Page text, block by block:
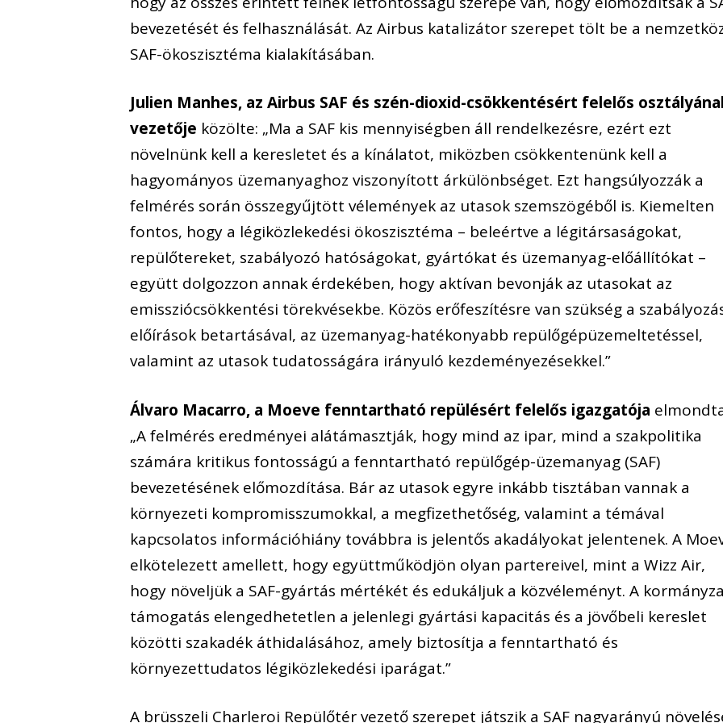
bevezetését és felhasználását. Az Airbus katalizátor szerepet tölt be a
SAF-ökoszisztéma kialakításában.
Julien Manhes, az Airbus SAF és szén-dioxid-csökkentésért felelős
vezetője közölte: „Ma a SAF kis mennyiségben áll rendelkezésre, ezért ezt
növelnünk kell a keresletet és a kínálatot, miközben csökkentenünk kell a
hagyományos üzemanyaghoz viszonyított árkülönbséget. Ezt hangsúlyozzák a
felmérés során összegyűjtött vélemények az utasok szemszögéből is. Kiemelten
fontos, hogy a légiközlekedési ökoszisztéma – beleértve a légitársaságokat,
repülőtereket, szabályozó hatóságokat, gyártókat és üzemanyag-előállítókat –
együtt dolgozzon annak érdekében, hogy aktívan bevonják az utasokat az
emissziócsökkentési törekvésekbe. Közös erőfeszítésre van szükség a
előírások betartásával, az üzemanyag-hatékonyabb repülőgépüzemeltetéssel,
valamint az utasok tudatosságára irányuló kezdeményezésekkel.”
Álvaro Macarro, a Moeve fenntartható repülésért felelős igazgatója
„A felmérés eredményei alátámasztják, hogy mind az ipar, mind a szakpolitika
számára kritikus fontosságú a fenntartható repülőgép-üzemanyag (SAF)
bevezetésének előmozdítása. Bár az utasok egyre inkább tisztában vannak a
környezeti kompromisszumokkal, a megfizethetőség, valamint a témával
kapcsolatos információhiány továbbra is jelentős akadályokat jelentenek. A
elkötelezett amellett, hogy együttműködjön olyan partereivel, mint a Wizz Air,
hogy növeljük a SAF-gyártás mértékét és edukáljuk a közvéleményt. A
támogatás elengedhetetlen a jelenlegi gyártási kapacitás és a jövőbeli kereslet
közötti szakadék áthidalásához, amely biztosítja a fenntartható és
környezettudatos légiközlekedési iparágat.”
A brüsszeli Charleroi Repülőtér vezető szerepet játszik a SAF nagyarányú